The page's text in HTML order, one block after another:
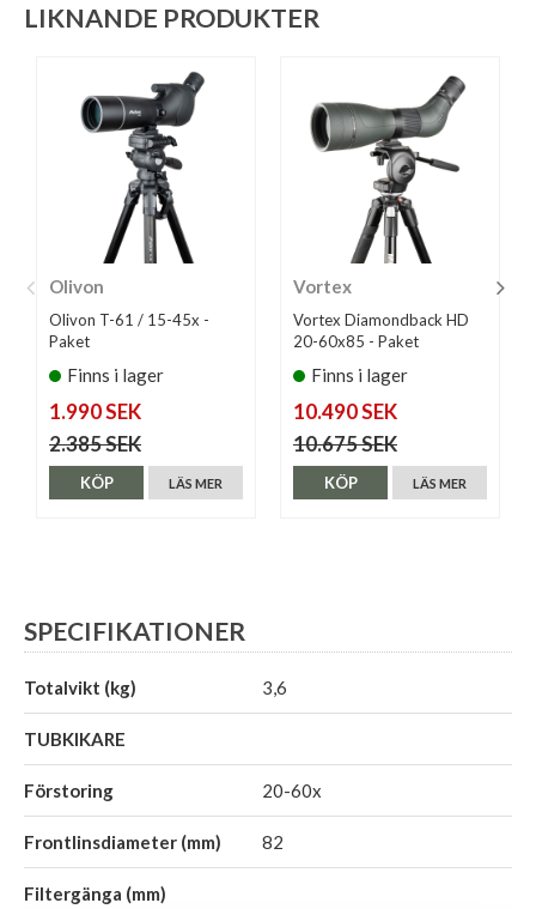
LIKNANDE PRODUKTER
Olivon
Olivon T-61 / 15-45x -
Paket
Finns i lager
1.990 SEK
2.385 SEK
LÄS MER
KÖP
Vortex
Vortex Diamondback HD
20-60x85 - Paket
Finns i lager
10.490 SEK
10.675 SEK
LÄS MER
KÖP
SPECIFIKATIONER
Totalvikt (kg) 3,6
TUBKIKARE
Förstoring 20-60x
Frontlinsdiameter (mm) 82
Filtergänga (mm)